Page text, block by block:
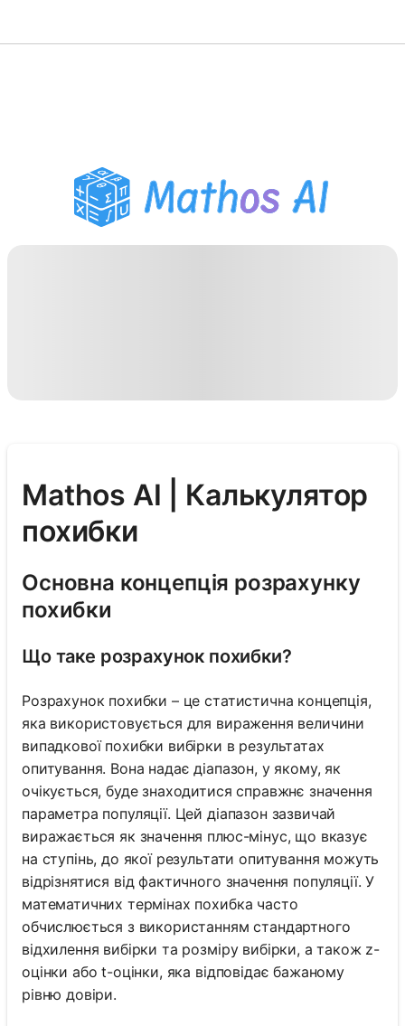
Помічник з домашнім
завданням PDF
Mathos AI | Калькулятор
похибки
Основна концепція розрахунку
похибки
Що таке розрахунок похибки?
Розрахунок похибки – це статистична концепція,
яка використовується для вираження величини
випадкової похибки вибірки в результатах
опитування. Вона надає діапазон, у якому, як
очікується, буде знаходитися справжнє значення
параметра популяції. Цей діапазон зазвичай
виражається як значення плюс-мінус, що вказує
на ступінь, до якої результати опитування можуть
відрізнятися від фактичного значення популяції. У
математичних термінах похибка часто
обчислюється з використанням стандартного
відхилення вибірки та розміру вибірки, а також z-
оцінки або t-оцінки, яка відповідає бажаному
рівню довіри.